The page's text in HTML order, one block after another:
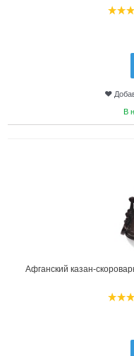
В
Афганский казан-